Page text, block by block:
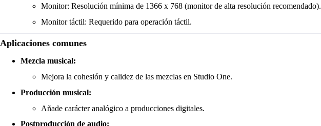
Monitor: Resolución mínima de 1366 x 768 (monitor de alta resolución recomendado).
Monitor táctil: Requerido para operación táctil.
Aplicaciones comunes
Mezcla musical:
Mejora la cohesión y calidez de las mezclas en Studio One.
Producción musical:
Añade carácter analógico a producciones digitales.
Postproducción de audio: